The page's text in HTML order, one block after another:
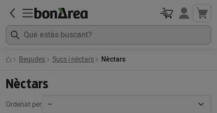
Begudes Sucs i nèctars Nèctars
Nèctars
Ordenat per